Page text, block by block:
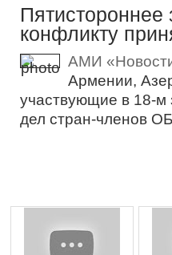
Пятистороннее
конфликту
АМИ
Армении,
участвующие в 18-м
дел стран-членов